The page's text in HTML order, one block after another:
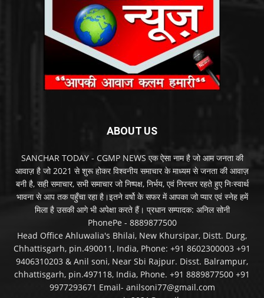
ABOUT US
SANCHAR TODAY - CGMP NEWS एक ऐसा नाम है जो आम जनता की
आवाज़ है जो 2021 से शुरू होकर विश्वनीय समाचार के माध्यम से जनता की आवाज़
बनी है, सही समाचार, सभी समाचार जो निष्पक्ष, निर्भय, एवं निरन्तर रहते हुए निःस्वार्थ
भावना से आप तक पहुँचा रहा है।इतने वर्षो के सफर में आपका जो प्यार एवं स्नेह हमें
मिला है उसकी आगे भी अपेक्षा करते हैं। प्रधान सम्पादक: अनिल सोनी
PhonePe - 8889877500
Head Office Ahluwalia's Bhilai, New Khursipar, Distt. Durg,
Chhattisgarh, pin.490011, India, Phone: +91 8602300003 +91
9406310203 & Anil soni, Near Sbi Rajpur. Disst. Balrampur,
chhattisgarh, pin.497118, India, Phone. +91 8889877500 +91
9977293671 Email- anilsoni77@gmail.com